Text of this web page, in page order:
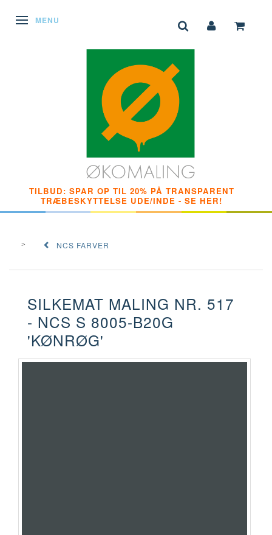
SKIFTE NAVIGATION
MENU
TILBUD: SPAR OP TIL 20% PÅ TRANSPARENT
TRÆBESKYTTELSE UDE/INDE - SE HER!
NCS FARVER
SILKEMAT MALING NR. 517
- NCS S 8005-B20G
'KØNRØG'